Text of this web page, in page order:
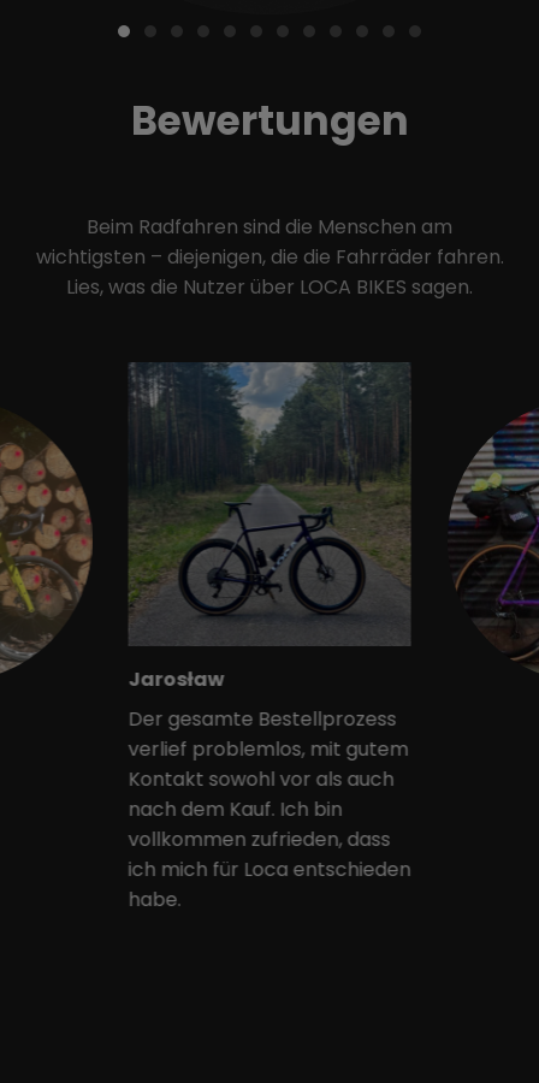
Bewertungen
Beim Radfahren sind die Menschen am
wichtigsten – diejenigen, die die Fahrräder fahren.
Lies, was die Nutzer über LOCA BIKES sagen.
Jarosław
Der gesamte Bestellprozess
verlief problemlos, mit gutem
Kontakt sowohl vor als auch
nach dem Kauf. Ich bin
vollkommen zufrieden, dass
ich mich für Loca entschieden
habe.